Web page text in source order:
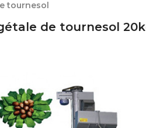
tournesol
de tournesol